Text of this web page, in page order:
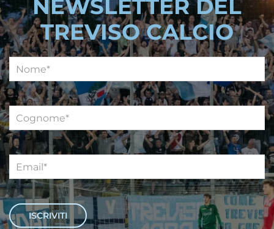
NEWSLETTER DEL
TREVISO CALCIO